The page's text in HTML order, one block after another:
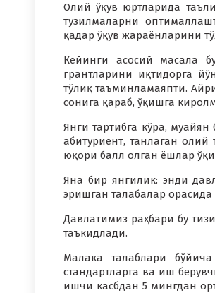
Олий ўқув юртларида
тузилмаларни
қадар ўқув жараёнларини
Кейинги асосий масала
грантларини иқтидорга
тўлиқ таъминламаяпти.
сонига қараб, ўқишга
Янги тартибга кўра,
абитуриент, танлаган олий
юқори балл олган ёшлар
Яна бир янгилик: энди
эришган талабалар
Давлатимиз раҳбари бу
таъкидлади.
Малака талаблари
стандартларга ва иш
ишчи касбдан 5 мингдан